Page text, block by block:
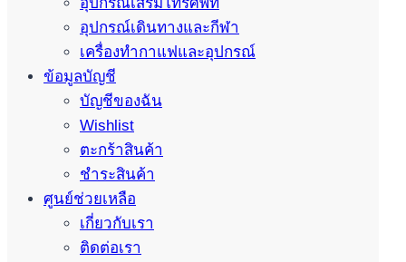
อุปกรณ์เดินทางและกีฬา
เครื่องทำกาแฟและอุปกรณ์
ข้อมูลบัญชี
บัญชีของฉัน
Wishlist
ตะกร้าสินค้า
ชำระสินค้า
ศูนย์ช่วยเหลือ
เกี่ยวกับเรา
ติดต่อเรา